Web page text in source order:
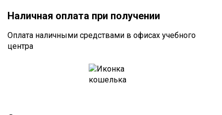
Наличная оплата при получении
Оплата наличными средствами в офисах учебного
центра